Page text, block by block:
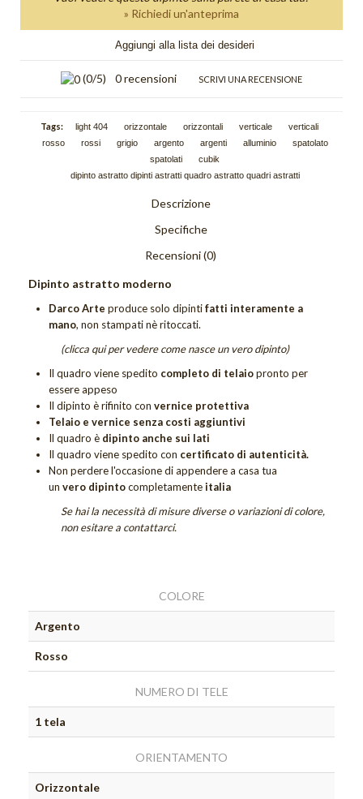
Tutti i quadri astratti
Quadri Glamour
Quadri Jazz
Quadri la Dormiente
Quadri Miscellanea
Quadri Sguardo
Quadri Sogno
Quadri Tramonti
Quadri Unici
DIPINTI SACRI
Quadri Calle
OUTLET
» Richiedi un'anteprima
Aggiungi alla lista dei desideri
(0/5) 0 recensioni SCRIVI UNA RECENSIONE
Tags: light 404 orizzontale orizzontali verticale
verticali
rosso
rossi grigio argento argenti alluminio
spatolato
spatolati
cubik
dipinto astratto dipinti astratti quadro astratto quadri astratti
Descrizione
Specifiche
Recensioni (0)
Dipinto astratto moderno
Darco Arte produce solo dipintifatti interamente a
mano, non stampati nè ritoccati.
(clicca qui per vedere come nasce un vero dipinto)
Il quadro viene spedito completo di telaiopronto per
essere appeso
Il dipinto è rifinito con vernice protettiva
Telaio e vernice senza costi aggiuntivi
Il quadro è dipinto anche sui lati
Il quadro viene spedito con certificato di autenticità.
Non perderel'occasione di appendere a casa tua
un vero dipintocompletamenteitalia
Se hai la necessità di misure diverse o variazioni di colore,
non esitare a contattarci.
COLORE
Argento
Rosso
NUMERO DI TELE
1 tela
ORIENTAMENTO
Orizzontale